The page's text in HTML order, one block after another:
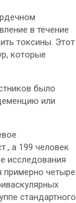
в течение
токсины. Этот
которые
было
или
а 199 человек
исследования
примерно четыре
стандартного